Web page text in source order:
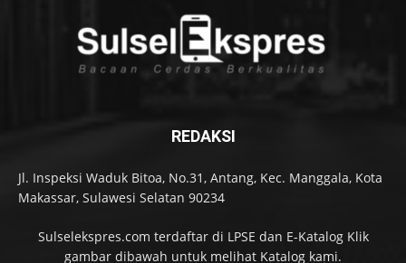
REDAKSI
Jl. Inspeksi Waduk Bitoa, No.31, Antang, Kec. Manggala, Kota
Makassar, Sulawesi Selatan 90234
Sulselekspres.com terdaftar di LPSE dan E-Katalog Klik
gambar dibawah untuk melihat Katalog kami.